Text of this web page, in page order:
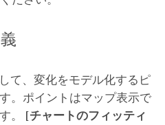
て、変化をモデル化するピ
。ポイントはマップ表示で
。 [チャートのフィッティ